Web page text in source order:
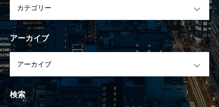
アーカイブ
検索